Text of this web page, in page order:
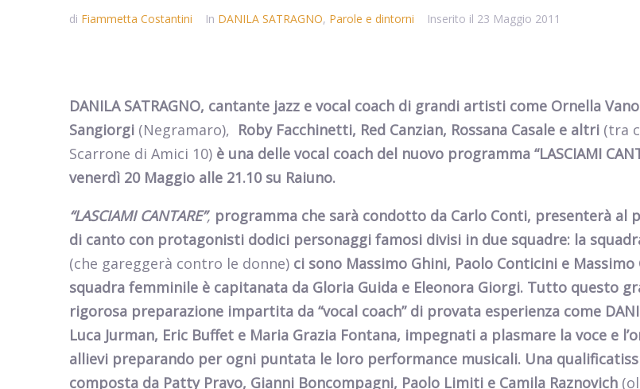
di Fiammetta Costantini In DANILA SATRAGNO, Parole e dintorni Inserito il 23 Maggio 2011
DANILA SATRAGNO, cantante jazz e vocal coach di grandi artisti come Ornella
Sangiorgi (Negramaro), Roby Facchinetti, Red Canzian, Rossana Casale e altri (tra
Scarrone di Amici 10) è una delle vocal coach del nuovo programma “LASCIAMI
venerdì 20 Maggio alle 21.10 su Raiuno.
“LASCIAMI CANTARE”, programma che sarà condotto da Carlo Conti, presenterà al
di canto con protagonisti dodici personaggi famosi divisi in due squadre: la
(che gareggerà contro le donne) ci sono Massimo Ghini, Paolo Conticini e Massimo
squadra femminile è capitanata da Gloria Guida e Eleonora Giorgi. Tutto questo
rigorosa preparazione impartita da “vocal coach” di provata esperienza come
Luca Jurman, Eric Buffet e Maria Grazia Fontana, impegnati a plasmare la voce e
allievi preparando per ogni puntata le loro performance musicali. Una
composta da Patty Pravo, Gianni Boncompagni, Paolo Limiti e Camila Raznovich